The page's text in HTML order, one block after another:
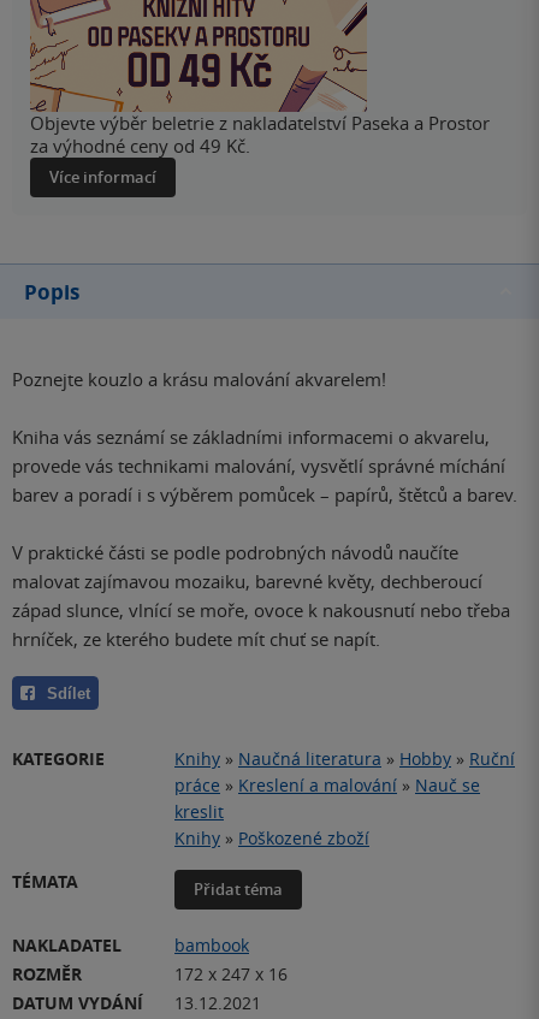
Objevte výběr beletrie z nakladatelství Paseka a Prostor
za výhodné ceny od 49 Kč.
Více informací
Popis
Poznejte kouzlo a krásu malování akvarelem!
Kniha vás seznámí se základními informacemi o akvarelu,
provede vás technikami malování, vysvětlí správné míchání
barev a poradí i s výběrem pomůcek – papírů, štětců a barev.
V praktické části se podle podrobných návodů naučíte
malovat zajímavou mozaiku, barevné květy, dechberoucí
západ slunce, vlnící se moře, ovoce k nakousnutí nebo třeba
hrníček, ze kterého budete mít chuť se napít.
Sdílet
KATEGORIE Knihy » Naučná literatura » Hobby » Ruční
práce » Kreslení a malování » Nauč se
kreslit
Knihy » Poškozené zboží
TÉMATA
Přidat téma
NAKLADATEL
bambook
ROZMĚR
172 x 247 x 16
DATUM VYDÁNÍ
13.12.2021